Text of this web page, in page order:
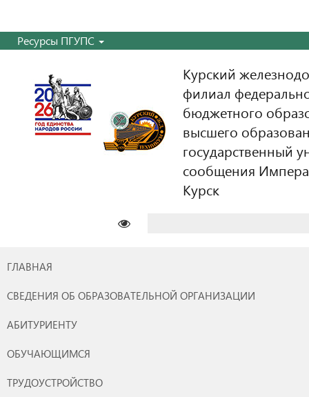
Ресурсы ПГУПС
Курский
филиал
бюджетного
высшего
государственный
сообщения
Курск
ГЛАВНАЯ
СВЕДЕНИЯ ОБ ОБРАЗОВАТЕЛЬНОЙ ОРГАНИЗАЦИИ
АБИТУРИЕНТУ
ОБУЧАЮЩИМСЯ
ТРУДОУСТРОЙСТВО